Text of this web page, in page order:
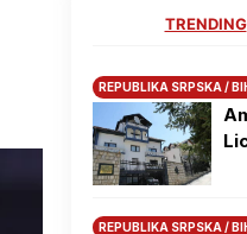
TRENDING
REPUBLIKA SRPSKA /
REPUBLIKA SRPSKA /